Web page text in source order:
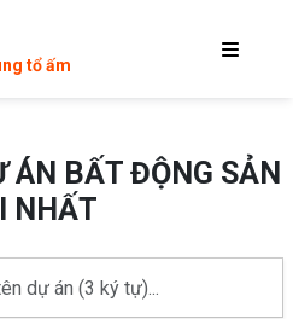
tổ ấm
ÁN BẤT ĐỘNG SẢN
NHẤT